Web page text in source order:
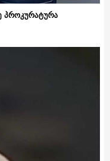
პროკურატურა